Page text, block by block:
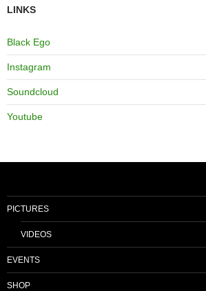
LINKS
Black Ego
Instagram
Soundcloud
Youtube
PICTURES
VIDEOS
EVENTS
SHOP